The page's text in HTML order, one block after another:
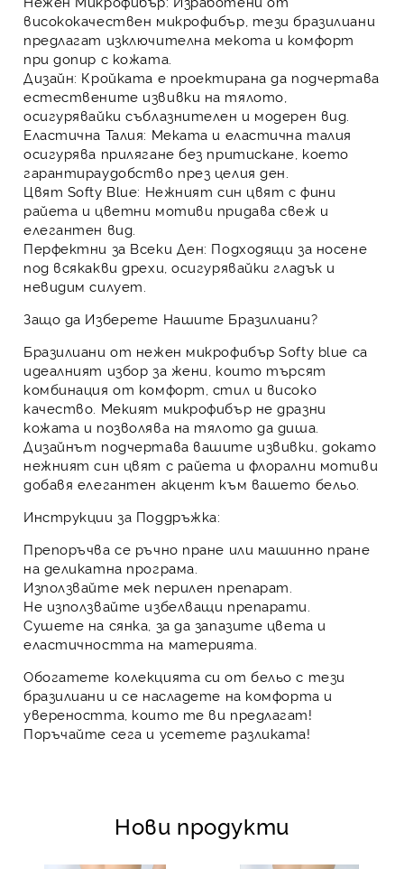
висококачествен микрофибър, тези бразилиани
предлагат изключителна мекота и комфорт
при допир с кожата.
Дизайн: Кройката е проектирана да подчертава
естествените извивки на тялото,
осигурявайки съблазнителен и модерен вид.
Еластична Талия: Меката и еластична талия
осигурява прилягане без притискане, което
гарантираудобство през целия ден.
Цвят Softy Blue: Нежният син цвят с фини
райета и цветни мотиви придава свеж и
елегантен вид.
Перфектни за Всеки Ден: Подходящи за носене
под всякакви дрехи, осигурявайки гладък и
невидим силует.
Защо да Изберете Нашите Бразилиани?
Бразилиани от нежен микрофибър Softy blue са
идеалният избор за жени, които търсят
комбинация от комфорт, стил и високо
качество. Мекият микрофибър не дразни
кожата и позволява на тялото да диша.
Дизайнът подчертава вашите извивки, докато
нежният син цвят с райета и флорални мотиви
добавя елегантен акцент към вашето бельо.
Инструкции за Поддръжка:
Препоръчва се ръчно пране или машинно пране
на деликатна програма.
Използвайте мек перилен препарат.
Не използвайте избелващи препарати.
Сушете на сянка, за да запазите цвета и
еластичността на материята.
Обогатете колекцията си от бельо с тези
бразилиани и се насладете на комфорта и
увереността, които те ви предлагат!
Поръчайте сега и усетете разликата!
Нови продукти